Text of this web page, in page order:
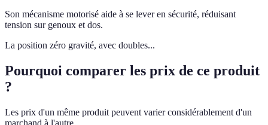
Son mécanisme motorisé aide à se lever en sécurité, réduisant
tension sur genoux et dos.
La position zéro gravité, avec doubles...
Pourquoi comparer les prix de ce produit
?
Les prix d'un même produit peuvent varier considérablement d'un
marchand à l'autre.